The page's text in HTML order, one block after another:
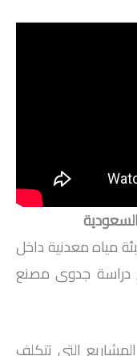
مياه معدنية داخل
دراسة جدوى مصنع
التي تتكلف